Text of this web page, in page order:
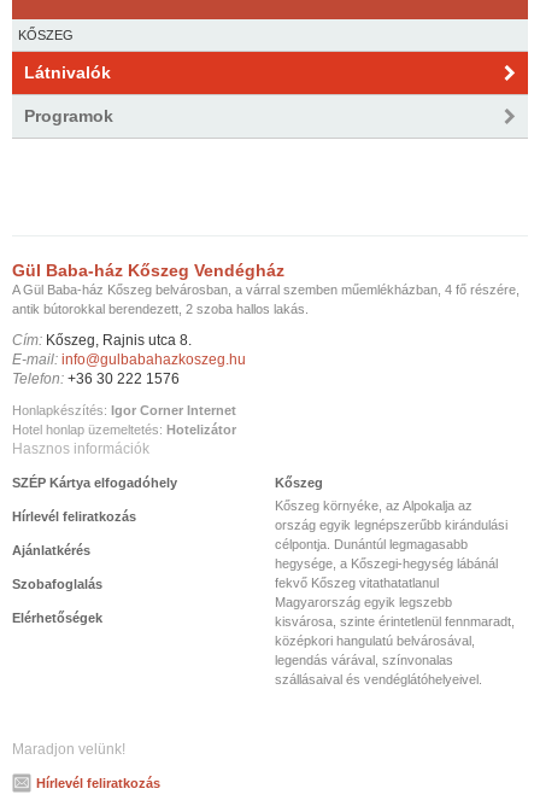
KŐSZEG
Látnivalók
Programok
Gül Baba-ház Kőszeg Vendégház
A Gül Baba-ház Kőszeg belvárosban, a várral szemben műemlékházban, 4 fő részére,
antik bútorokkal berendezett, 2 szoba hallos lakás.
Cím: Kőszeg, Rajnis utca 8.
E-mail: info@gulbabahazkoszeg.hu
Telefon: +36 30 222 1576
Honlapkészítés: Igor Corner Internet
Hotel honlap üzemeltetés: Hotelizátor
Hasznos információk
SZÉP Kártya elfogadóhely
Hírlevél feliratkozás
Ajánlatkérés
Szobafoglalás
Elérhetőségek
Kőszeg
Kőszeg környéke, az Alpokalja az
ország egyik legnépszerűbb kirándulási
célpontja. Dunántúl legmagasabb
hegysége, a Kőszegi-hegység lábánál
fekvő Kőszeg vitathatatlanul
Magyarország egyik legszebb
kisvárosa, szinte érintetlenül fennmaradt,
középkori hangulatú belvárosával,
legendás várával, színvonalas
szállásaival és vendéglátóhelyeivel.
Maradjon velünk!
Hírlevél feliratkozás